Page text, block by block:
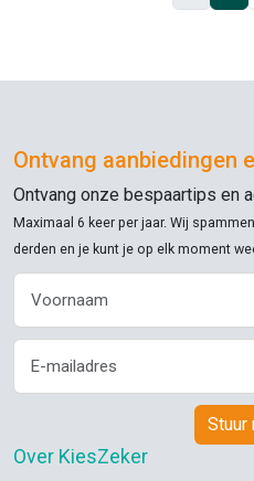
Ontvang aanbiedingen
Ontvang onze bespaartips en
Maximaal 6 keer per jaar. Wij
derden en je kunt je op elk moment
Over KiesZeker